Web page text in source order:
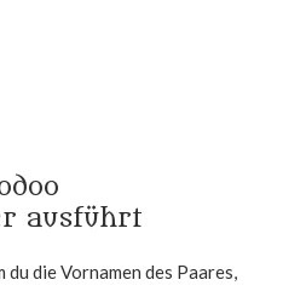
ausführt
die Vornamen des Paares,